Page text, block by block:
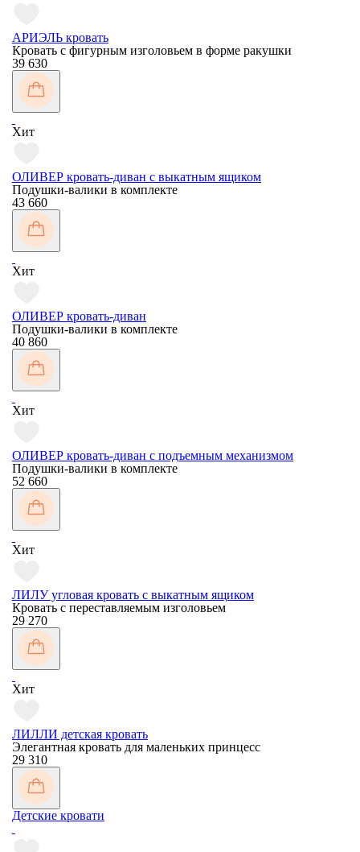
АРИЭЛЬ кровать
Кровать с фигурным изголовьем в форме ракушки
39 630
Хит
ОЛИВЕР кровать-диван с выкатным ящиком
Подушки-валики в комплекте
43 660
Хит
ОЛИВЕР кровать-диван
Подушки-валики в комплекте
40 860
Хит
ОЛИВЕР кровать-диван с подъемным механизмом
Подушки-валики в комплекте
52 660
Хит
ЛИЛУ угловая кровать с выкатным ящиком
Кровать с переставляемым изголовьем
29 270
Хит
ЛИЛЛИ детская кровать
Элегантная кровать для маленьких принцесс
29 310
Детские кровати